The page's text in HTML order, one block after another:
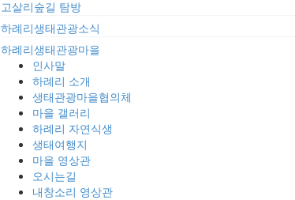
고살리숲길 탐방
하례리생태관광소식
하례리생태관광마을
인사말
하례리 소개
생태관광마을협의체
마을 갤러리
하례리 자연식생
생태여행지
마을 영상관
오시는길
내창소리 영상관